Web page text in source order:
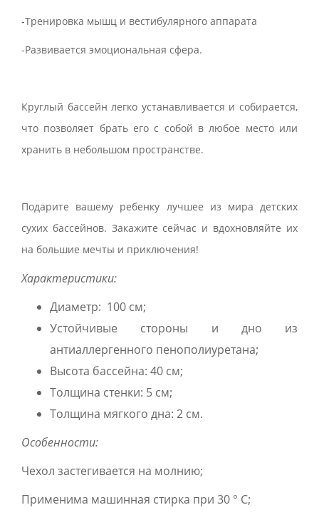
-Тренировка мышц и вестибулярного аппарата
-Развивается эмоциональная сфера.
Круглый бассейн легко устанавливается и собирается,
что позволяет брать его с собой в любое место или
хранить в небольшом пространстве.
Подарите вашему ребенку лучшее из мира детских
сухих бассейнов. Закажите сейчас и вдохновляйте их
на большие мечты и приключения!
Характеристики:
Диаметр: 100 см;
Устойчивые стороны и дно из
антиаллергенного пенополиуретана;
Высота бассейна: 40 см;
Толщина стенки: 5 см;
Толщина мягкого дна: 2 см.
Особенности:
Чехол застегивается на молнию;
Применима машинная стирка при 30 ° C;